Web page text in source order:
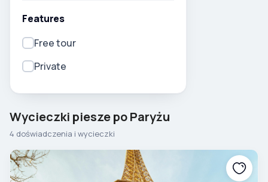
Features
Free tour
Private
Wycieczki piesze po Paryżu
4 doświadczenia i wycieczki